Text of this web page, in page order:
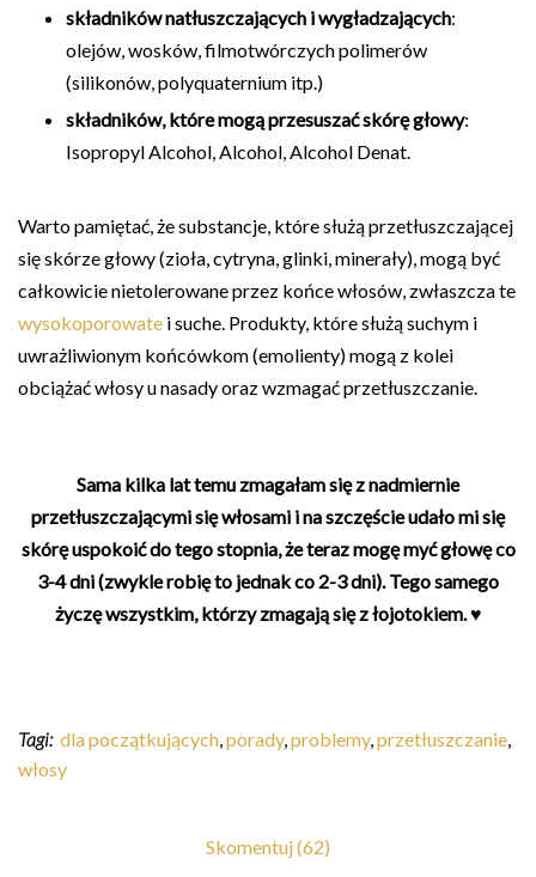
składników natłuszczających i wygładzających:
olejów, wosków, filmotwórczych polimerów
(silikonów, polyquaternium itp.)
składników, które mogą przesuszać skórę głowy:
Isopropyl Alcohol, Alcohol, Alcohol Denat.
Warto pamiętać, że substancje, które służą przetłuszczającej
się skórze głowy (zioła, cytryna, glinki, minerały), mogą być
całkowicie nietolerowane przez końce włosów, zwłaszcza te
wysokoporowate i suche. Produkty, które służą suchym i
uwrażliwionym końcówkom (emolienty) mogą z kolei
obciążać włosy u nasady oraz wzmagać przetłuszczanie.
Sama kilka lat temu zmagałam się z nadmiernie
przetłuszczającymi się włosami i na szczęście udało mi się
skórę uspokoić do tego stopnia, że teraz mogę myć głowę co
3-4 dni (zwykle robię to jednak co 2-3 dni). Tego samego
życzę wszystkim, którzy zmagają się z łojotokiem. ♥
Tagi: dla początkujących porady, problemy, przetłuszczanie
włosy
Skomentuj (62)